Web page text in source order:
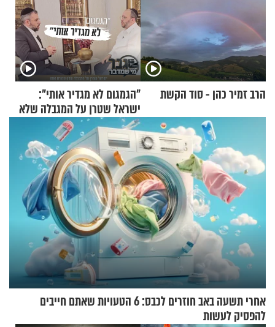
הרב זמיר כהן - סוד הקשת
"הגמגום לא מגדיר אותי":
ישראל שטרן על המגבלה שלא
עוצרת אותו
אחרי תשעה באב חוזרים לכבס: 6 הטעויות שאתם חייבים
להפסיק לעשות